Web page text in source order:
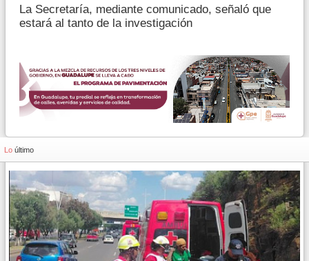
La Secretaría, mediante comunicado, señaló que
estará al tanto de la investigación
Lo último